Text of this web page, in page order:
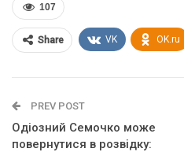
107
Share VK OK.ru
PREV POST
Одіозний Семочко може
повернутися в розвідку: